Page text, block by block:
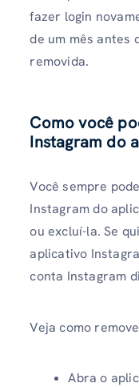
fazer login
de um mês antes
removida.
Como você
Instagram do
Você sempre
Instagram do
ou excluí-la. Se
aplicativo
conta Instagram
Veja como
Abra o